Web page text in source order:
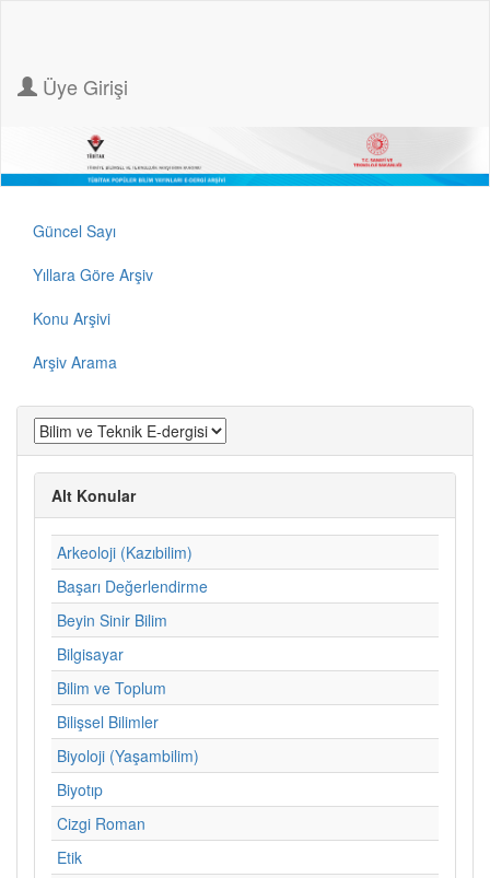
Üye Girişi
Güncel Sayı
Yıllara Göre Arşiv
Konu Arşivi
Arşiv Arama
Alt Konular
Arkeoloji (Kazıbilim)
Başarı Değerlendirme
Beyin Sinir Bilim
Bilgisayar
Bilim ve Toplum
Bilişsel Bilimler
Biyoloji (Yaşambilim)
Biyotıp
Cizgi Roman
Etik